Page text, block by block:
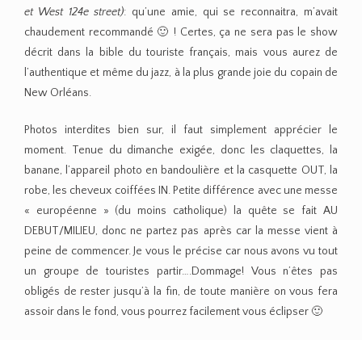
et West 124e street): qu’une amie, qui se reconnaitra, m’avait
chaudement recommandé 🙂 ! Certes, ça ne sera pas le show
décrit dans la bible du touriste français, mais vous aurez de
l’authentique et même du jazz, à la plus grande joie du copain de
New Orléans.
Photos interdites bien sur, il faut simplement apprécier le
moment. Tenue du dimanche exigée, donc les claquettes, la
banane, l’appareil photo en bandoulière et la casquette OUT, la
robe, les cheveux coiffées IN. Petite différence avec une messe
« européenne » (du moins catholique) la quête se fait AU
DEBUT/MILIEU, donc ne partez pas après car la messe vient à
peine de commencer. Je vous le précise car nous avons vu tout
un groupe de touristes partir….Dommage! Vous n’êtes pas
obligés de rester jusqu’à la fin, de toute manière on vous fera
assoir dans le fond, vous pourrez facilement vous éclipser 🙂